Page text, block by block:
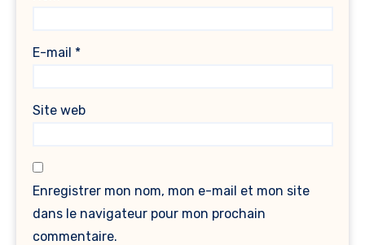
E-mail *
Site web
Enregistrer mon nom, mon e-mail et mon site
dans le navigateur pour mon prochain
commentaire.